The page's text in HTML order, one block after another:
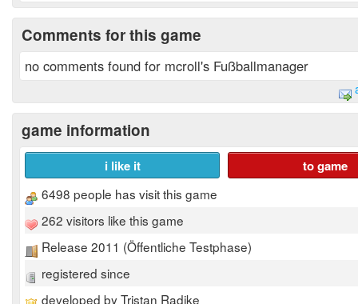
Comments for this game
no comments found for mcroll's Fußballmanager
game information
i like it
to game
6498 people has visit this game
262 visitors like this game
Release 2011 (Öffentliche Testphase)
registered since
developed by Tristan Radike